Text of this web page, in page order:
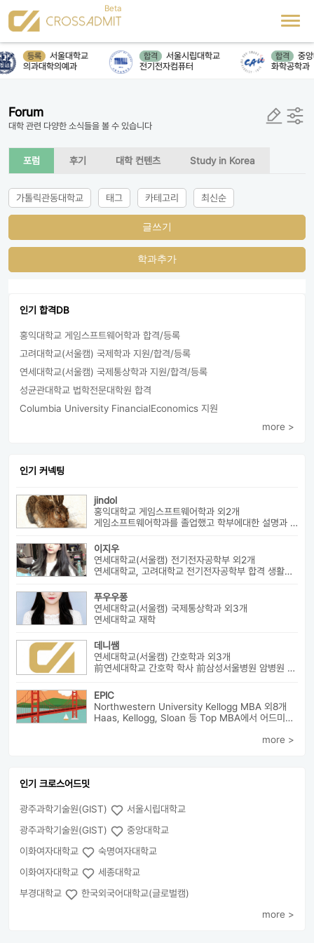
등록
서울대학교
의과대학의예과
합격
서울시립대학교
전기전자컴퓨터
합격
중앙
화학공학과
Forum
대학 관련 다양한 소식들을 볼 수 있습니다
포럼 후기 대학 컨텐츠 Study in Korea
가톨릭관동대학교 태그 카테고리 최신순
글쓰기
학과추가
인기 합격DB
홍익대학교 게임스프트웨어학과 합격/등록
고려대학교(서울캠) 국제학과 지원/합격/등록
연세대학교(서울캠) 국제통상학과 지원/합격/등록
성균관대학교 법학전문대학원 합격
Columbia University FinancialEconomics 지원
more >
인기 커넥팅
jindol
홍익대학교 게임스프트웨어학과 외2개
게임소프트웨어학과를 졸업했고 학부에대한 설명과 진로에대해서 알려드릴수 ...
이지우
연세대학교(서울캠) 전기전자공학부 외2개
연세대학교, 고려대학교 전기전자공학부 합격 생활기록부, 내신, 활동 등...
푸우우퐁
연세대학교(서울캠) 국제통상학과 외3개
연세대학교 재학
데니쌤
연세대학교(서울캠) 간호학과 외3개
前연세대학교 간호학 학사 前삼성서울병원 암병원 수술실 RN 前대치동...
EPIC
Northwestern University Kellogg MBA 외8개
Haas, Kellogg, Sloan 등 Top MBA에서 어드미션을 받았으며 21년 가을...
more >
인기 크로스어드밋
광주과학기술원(GIST)
서울시립대학교
광주과학기술원(GIST)
중앙대학교
이화여자대학교
숙명여자대학교
이화여자대학교
세종대학교
부경대학교
한국외국어대학교(글로벌캠)
more >